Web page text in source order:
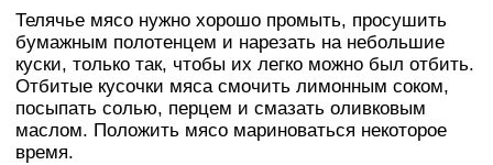
Телячье мясо нужно хорошо промыть, просушить
бумажным полотенцем и нарезать на небольшие
куски, только так, чтобы их легко можно был отбить.
Отбитые кусочки мяса смочить лимонным соком,
посыпать солью, перцем и смазать оливковым
маслом. Положить мясо мариноваться некоторое
время.